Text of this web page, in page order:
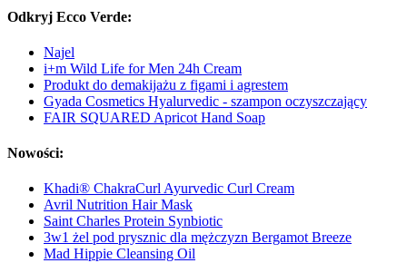
Odkryj Ecco Verde:
Najel
i+m Wild Life for Men 24h Cream
Produkt do demakijażu z figami i agrestem
Gyada Cosmetics Hyalurvedic - szampon oczyszczający
FAIR SQUARED Apricot Hand Soap
Nowości:
Khadi® ChakraCurl Ayurvedic Curl Cream
Avril Nutrition Hair Mask
Saint Charles Protein Synbiotic
3w1 żel pod prysznic dla mężczyzn Bergamot Breeze
Mad Hippie Cleansing Oil